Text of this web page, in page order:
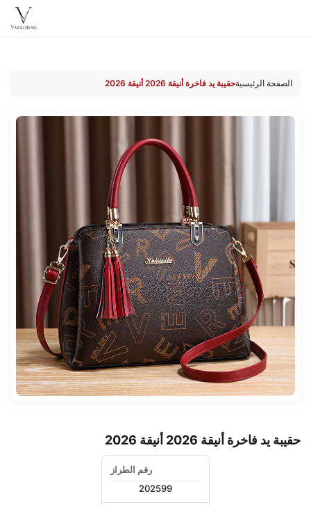
content
Vaelobag
الصفحة الرئيسيةحقيبة يد فاخرة أنيقة 2026 أنيقة 2026
حقيبة يد فاخرة أنيقة 2026 أنيقة 2026
رقم الطراز
202599